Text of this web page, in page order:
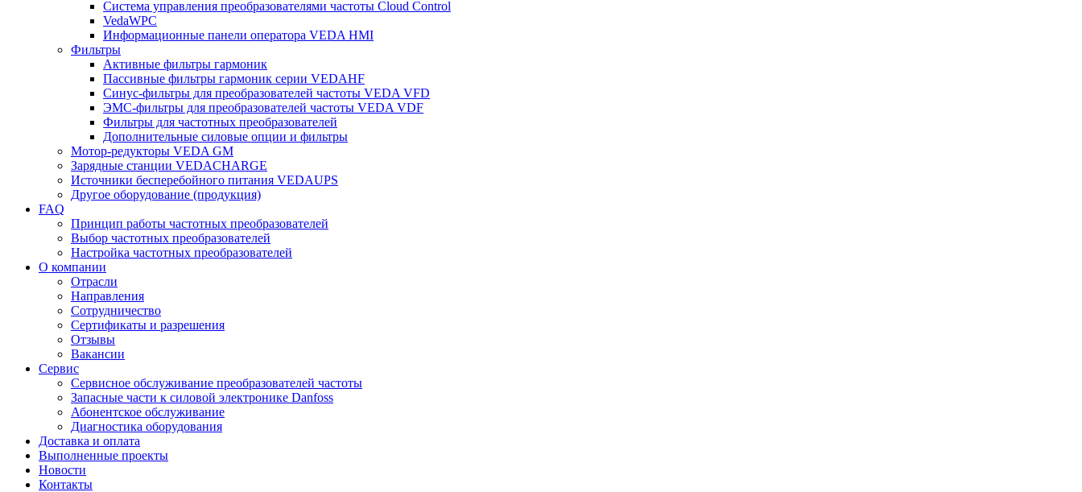
Система управления преобразователями частоты Cloud Control
VedaWPC
Информационные панели оператора VEDA HMI
Фильтры
Активные фильтры гармоник
Пассивные фильтры гармоник серии VEDAHF
Синус-фильтры для преобразователей частоты VEDA VFD
ЭМС-фильтры для преобразователей частоты VEDA VDF
Фильтры для частотных преобразователей
Дополнительные силовые опции и фильтры
Мотор-редукторы VEDA GM
Зарядные станции VEDACHARGE
Источники бесперебойного питания VEDAUPS
Другое оборудование (продукция)
FAQ
Принцип работы частотных преобразователей
Выбор частотных преобразователей
Настройка частотных преобразователей
О компании
Отрасли
Направления
Сотрудничество
Сертификаты и разрешения
Отзывы
Вакансии
Сервис
Сервисное обслуживание преобразователей частоты
Запасные части к силовой электронике Danfoss
Абонентское обслуживание
Диагностика оборудования
Доставка и оплата
Выполненные проекты
Новости
Контакты